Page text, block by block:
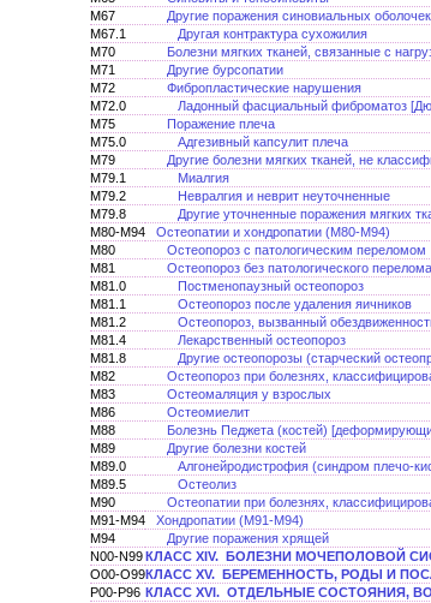
M67
Другие поражения синовиальных
M67.1
Другая контрактура сухожилия
M70
Болезни мягких тканей, связанные с
M71
Другие бурсопатии
M72
Фибропластические нарушения
M72.0
Ладонный фасциальный фиброматоз
M75
Поражение плеча
M75.0
Адгезивный капсулит плеча
M79
Другие болезни мягких тканей, не
M79.1
Миалгия
M79.2
Невралгия и неврит неуточненные
M79.8
Другие уточненные поражения мягких
M80-M94
Остеопатии и хондропатии (M80-M94)
M80
Остеопороз с патологическим переломом
M81
Остеопороз без патологического перелома
M81.0
Постменопаузный остеопороз
M81.1
Остеопороз после удаления яичников
M81.2
Остеопороз, вызванный
M81.4
Лекарственный остеопороз
M81.8
Другие остеопорозы (старческий
M82
Остеопороз при болезнях,
M83
Остеомаляция у взрослых
M86
Остеомиелит
M88
Болезнь Педжета (костей)
M89
Другие болезни костей
M89.0
Алгонейродистрофия (синдром плечо-
M89.5
Остеолиз
M90
Остеопатии при болезнях,
M91-M94
Хондропатии (M91-M94)
M94
Другие поражения хрящей
N00-N99КЛАСС XIV. БОЛЕЗНИ МОЧЕПОЛОВОЙ
O00-O99КЛАСС XV. БЕРЕМЕННОСТЬ, РОДЫ И
P00-P96 КЛАСС ХVI. ОТДЕЛЬНЫЕ СОСТОЯНИЯ,